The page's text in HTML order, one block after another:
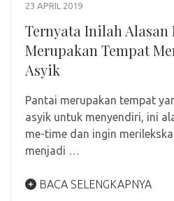
23 APRIL 2019
Ternyata Inilah Alasan
Merupakan Tempat
Asyik
Pantai merupakan tempat
asyik untuk menyendiri, ini
me-time dan ingin
menjadi …
BACA SELENGKAPNYA